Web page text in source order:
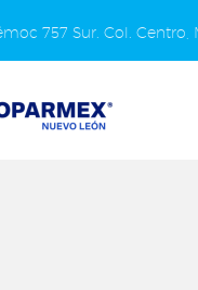
757 Sur. Col. Centro,